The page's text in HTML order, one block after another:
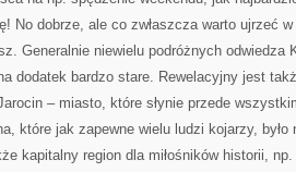
No dobrze, ale co zwłaszcza warto ujrzeć
Generalnie niewielu podróżnych odwiedza
dodatek bardzo stare. Rewelacyjny jest
– miasto, które słynie przede
które jak zapewne wielu ludzi kojarzy,
kapitalny region dla miłośników historii,